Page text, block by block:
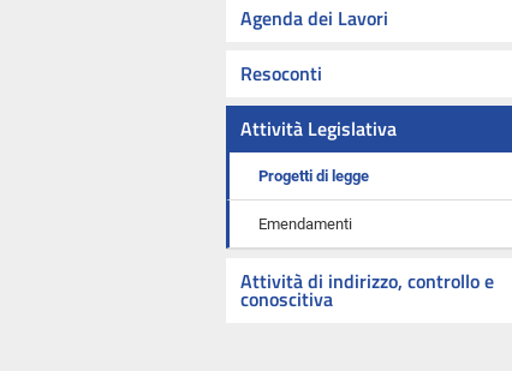
Agenda dei Lavori
Resoconti
Attività Legislativa
Progetti di legge
Emendamenti
Attività di indirizzo, controllo e
conoscitiva